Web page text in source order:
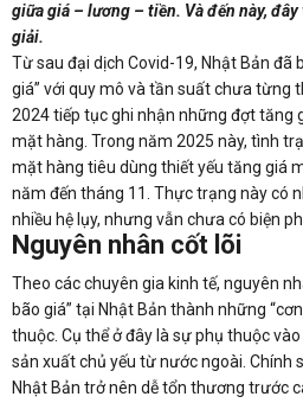
giữa giá – lương – tiền. Và đến này,
giải.
Từ sau đại dịch Covid-19, Nhật Bản đã
giá” với quy mô và tần suất chưa từng
2024 tiếp tục ghi nhận những đợt tăng
mặt hàng. Trong năm 2025 này, tình
mặt hàng tiêu dùng thiết yếu tăng giá
năm đến tháng 11. Thực trạng này có
nhiều hệ lụy, nhưng vẫn chưa có biện
Nguyên nhân cốt lõi
Theo các chuyên gia kinh tế, nguyên
bão giá” tại Nhật Bản thành những
thuộc. Cụ thể ở đây là sự phụ thuộc
sản xuất chủ yếu từ nước ngoài. Chính
Nhật Bản trở nên dễ tổn thương trước